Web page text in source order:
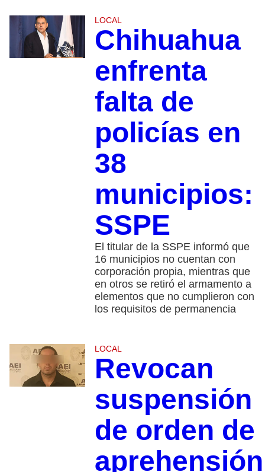
LOCAL
Chihuahua
enfrenta
falta de
policías en
38
municipios:
SSPE
El titular de la SSPE informó que
16 municipios no cuentan con
corporación propia, mientras que
en otros se retiró el armamento a
elementos que no cumplieron con
los requisitos de permanencia
LOCAL
Revocan
suspensión
de orden de
aprehensión